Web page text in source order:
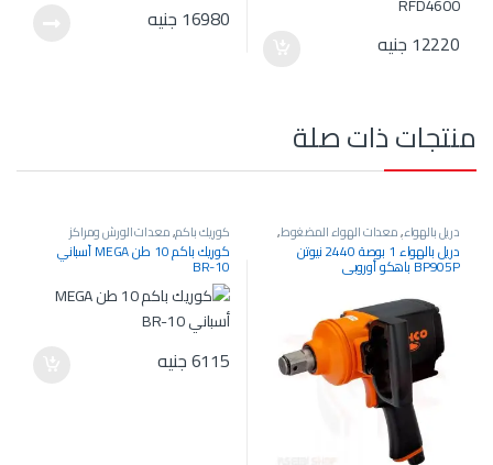
12220 جنيه
16980 جنيه
منتجات ذات صلة
دريل بالهواء,معدات الهواء المضغوط,
معدات الورش ومراكز الخدمةدريل بالهواء 1 بوصة 2440 نيوتن
BP905P باهكو أوروبي
كوريك باكم,معدات الورش ومراكز
الخدمة,معدات هيدروليك كوريك باكم 10 طن MEGA أسباني
BR-10
6115جنيه